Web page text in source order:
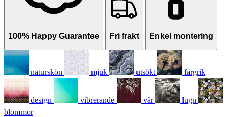
100% Happy Guarantee Fri frakt Enkel montering
naturskön mjuk utsökt färgrik
design vibrerande vår
lugn
blommor